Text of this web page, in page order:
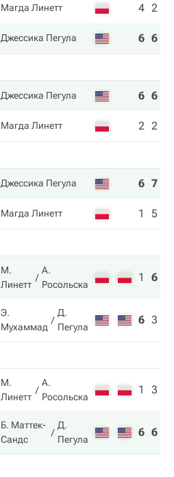
Магда Линетт 4 2
Джессика Пегула 6 6
Джессика Пегула 6 6
Магда Линетт 2 2
Джессика Пегула 6 7
Магда Линетт 1 5
М.
Линетт
А.
Росольска
1 6
Э.
Мухаммад
Д.
Пегула
6 3
М.
Линетт
А.
Росольска
1 3
Б. Маттек-
Сандс
Д.
Пегула
6 6